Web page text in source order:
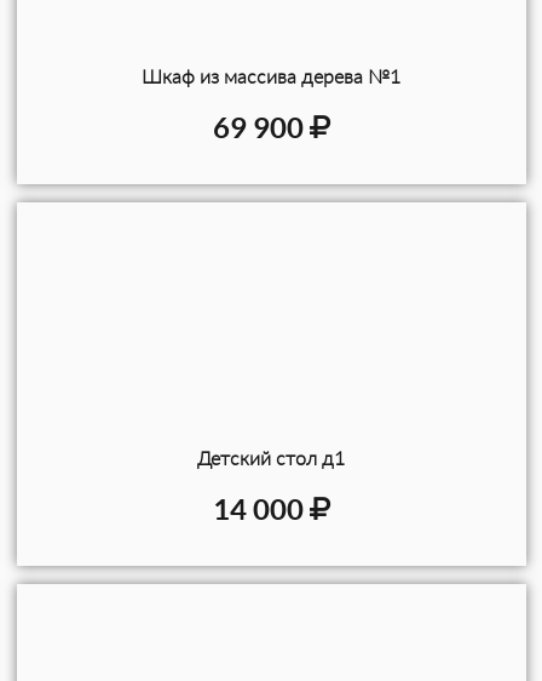
Шкаф из массива дерева №1
69 900
Детский стол д1
14 000